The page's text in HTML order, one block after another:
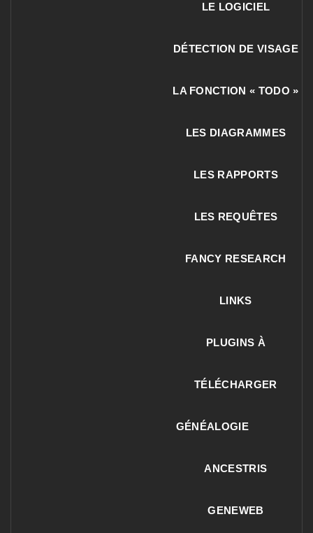
LE LOGICIEL
DÉTECTION DE VISAGE
LA FONCTION « TODO »
LES DIAGRAMMES
LES RAPPORTS
LES REQUÊTES
FANCY RESEARCH
LINKS
PLUGINS À
TÉLÉCHARGER
GÉNÉALOGIE
ANCESTRIS
GENEWEB